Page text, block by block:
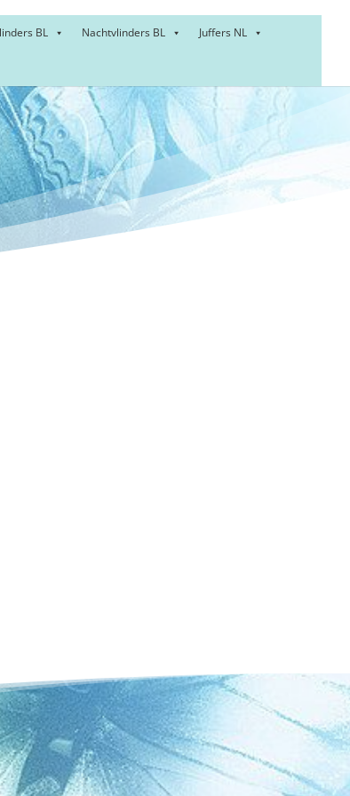
BL Nachtvlinders BL Juffers NL
–